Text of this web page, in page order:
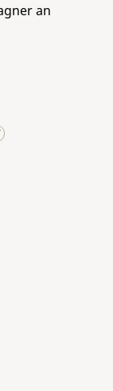
an